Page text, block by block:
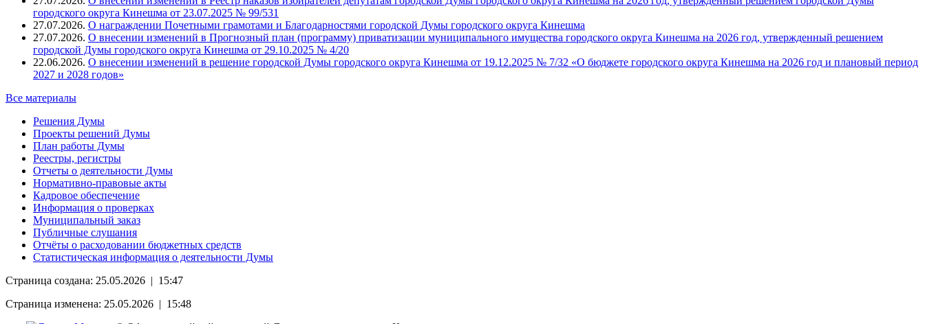
городского округа Кинешма от 23.07.2025 № 99/531
27.07.2026. О награждении Почетными грамотами и Благодарностями городской Думы городского округа Кинешма
27.07.2026. О внесении изменений в Прогнозный план (программу) приватизации муниципального имущества городского округа Кинешма на 2026 год, утвержденный решением
городской Думы городского округа Кинешма от 29.10.2025 № 4/20
22.06.2026. О внесении изменений в решение городской Думы городского округа Кинешма от 19.12.2025 № 7/32 «О бюджете городского округа Кинешма на 2026 год и плановый период
2027 и 2028 годов»
Все материалы
Решения Думы
Проекты решений Думы
План работы Думы
Реестры, регистры
Отчеты о деятельности Думы
Нормативно-правовые акты
Кадровое обеспечение
Информация о проверках
Муниципальный заказ
Публичные слушания
Отчёты о расходовании бюджетных средств
Статистическая информация о деятельности Думы
Страница создана: 25.05.2026 | 15:47
Страница изменена: 25.05.2026 | 15:48